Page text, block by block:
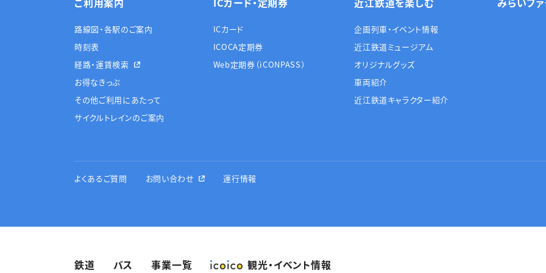
路線図・各駅のご案内
時刻表
経路・運賃検索
お得なきっぷ
その他ご利用にあたって
サイクルトレインのご案内
ICカード
ICOCA定期券
Web定期券（iCONPASS）
企画列車・イベント情報
近江鉄道ミュージアム
オリジナルグッズ
車両紹介
近江鉄道キャラクター紹介
よくあるご質問 お問い合わせ 運行情報
鉄道 バス 事業一覧 観光・イベント情報